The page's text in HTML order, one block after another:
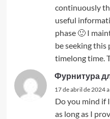
continuously
useful
phase 🙂 I
be seeking
timelong time.
Фурнитура
17 de abril de 2024
Do you mind if
as long as I